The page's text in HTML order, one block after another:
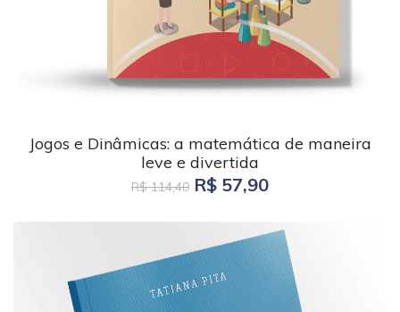
Jogos e Dinâmicas: a matemática de maneira
leve e divertida
R$ 114,40 R$ 57,90